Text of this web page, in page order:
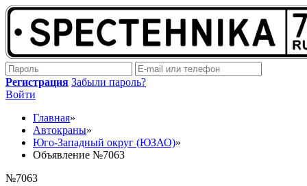
Регистрация Забыли пароль?
Войти
Главная»
Автокраны»
Юго-Западный округ (ЮЗАО)»
Объявление №7063
№7063